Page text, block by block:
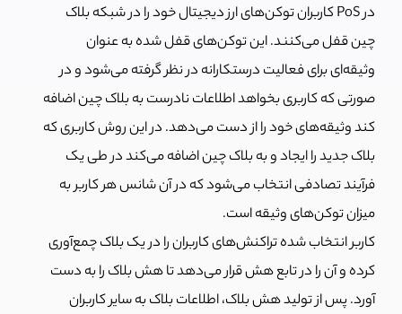
در PoS کاربران توکن‌های ارز دیجیتال خود را در شبکه بلاک
چین قفل می‌کنند. این توکن‌های قفل شده به عنوان
وثیقه‌ای برای فعالیت درستکارانه در نظر گرفته می‌شود و در
صورتی که کاربری بخواهد اطلاعات نادرست به بلاک چین اضافه
کند وثیقه‌های خود را از دست می‌دهد. در این روش کاربری که
بلاک جدید را ایجاد و به بلاک چین اضافه می‌کند در طی یک
فرآیند تصادفی انتخاب می‌شود که در آن شانس هر کاربر به
میزان توکن‌های وثیقه است.
کاربر انتخاب شده تراکنش‌های کاربران را در یک بلاک چمع‌آوری
کرده و آن را در تابع هش قرار می‌دهد تا هش بلاک را به دست
آورد. پس از تولید هش بلاک، اطلاعات بلاک به سایر کاربران